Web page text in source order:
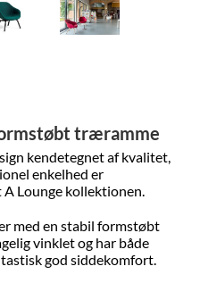
træramme
kendetegnet af kvalitet,
enkelhed er
Lounge kollektionen.
med en stabil formstøbt
vinklet og har både
god siddekomfort.